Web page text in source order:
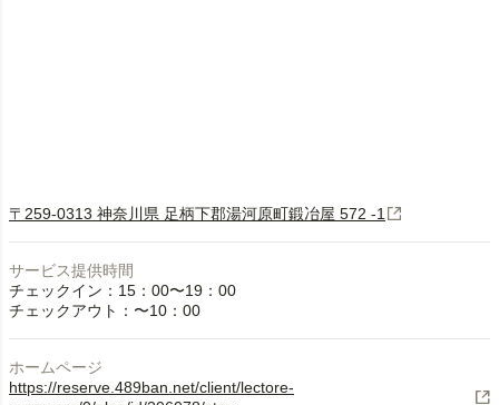
〒259-0313 神奈川県 足柄下郡湯河原町鍛冶屋 572 -1
サービス提供時間
チェックイン：15：00〜19：00
チェックアウト：〜10：00
ホームページ
https://reserve.489ban.net/client/lectore-